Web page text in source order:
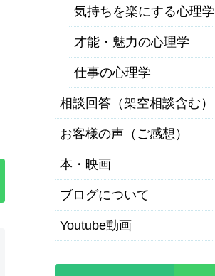
気持ちを楽にする心理学
才能・魅力の心理学
仕事の心理学
相談回答（架空相談含む）
お客様の声（ご感想）
本・映画
ブログについて
Youtube動画